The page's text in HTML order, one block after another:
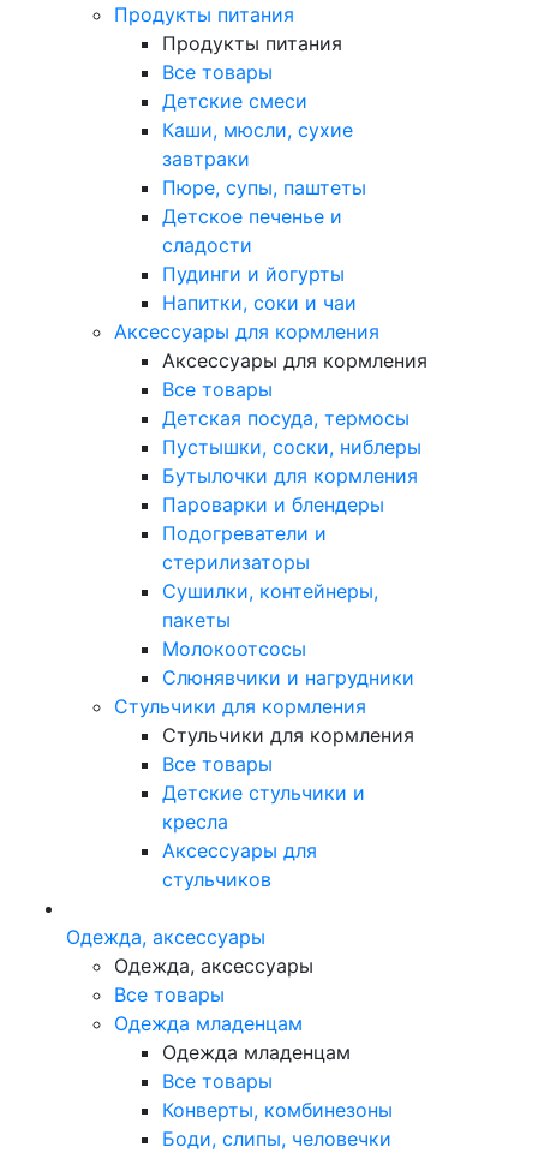
Продукты питания
Продукты питания
Все товары
Детские смеси
Каши, мюсли, сухие
завтраки
Пюре, супы, паштеты
Детское печенье и
сладости
Пудинги и йогурты
Напитки, соки и чаи
Аксессуары для кормления
Аксессуары для кормления
Все товары
Детская посуда, термосы
Пустышки, соски, ниблеры
Бутылочки для кормления
Пароварки и блендеры
Подогреватели и
стерилизаторы
Сушилки, контейнеры,
пакеты
Молокоотсосы
Слюнявчики и нагрудники
Стульчики для кормления
Стульчики для кормления
Все товары
Детские стульчики и
кресла
Аксессуары для
стульчиков
Одежда, аксессуары
Одежда, аксессуары
Все товары
Одежда младенцам
Одежда младенцам
Все товары
Конверты, комбинезоны
Боди, слипы, человечки